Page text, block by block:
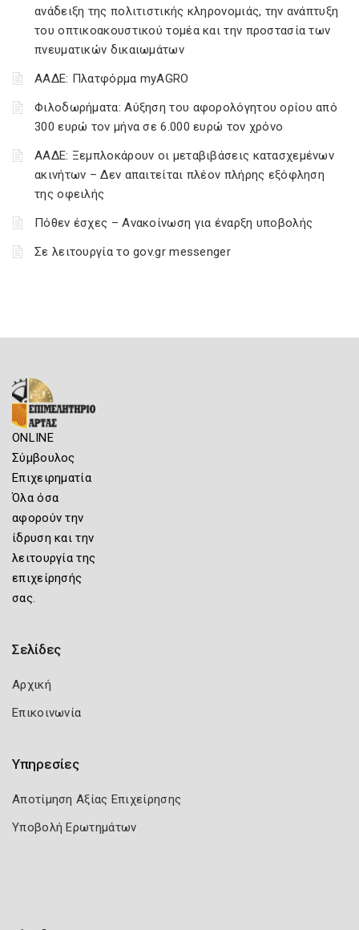
ανάδειξη της πολιτιστικής κληρονομιάς, την ανάπτυξη
του οπτικοακουστικού τομέα και την προστασία των
πνευματικών δικαιωμάτων
ΑΑΔΕ: Πλατφόρμα myAGRO
Φιλοδωρήματα: Αύξηση του αφορολόγητου ορίου από
300 ευρώ τον μήνα σε 6.000 ευρώ τον χρόνο
ΑΑΔΕ: Ξεμπλοκάρουν οι μεταβιβάσεις κατασχεμένων
ακινήτων – Δεν απαιτείται πλέον πλήρης εξόφληση
της οφειλής
Πόθεν έσχες – Ανακοίνωση για έναρξη υποβολής
Σε λειτουργία το gov.gr messenger
ONLINE
Σύμβουλος
Επιχειρηματία
Όλα όσα
αφορούν την
ίδρυση και την
λειτουργία της
επιχείρησής
σας.
Σελίδες
Αρχική
Επικοινωνία
Υπηρεσίες
Αποτίμηση Αξίας Επιχείρησης
Υποβολή Ερωτημάτων